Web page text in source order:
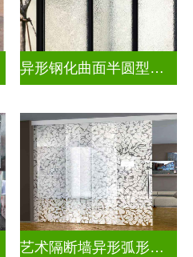
异形钢化曲面半圆型曲面玻璃
艺术隔断墙异形弧形玻璃